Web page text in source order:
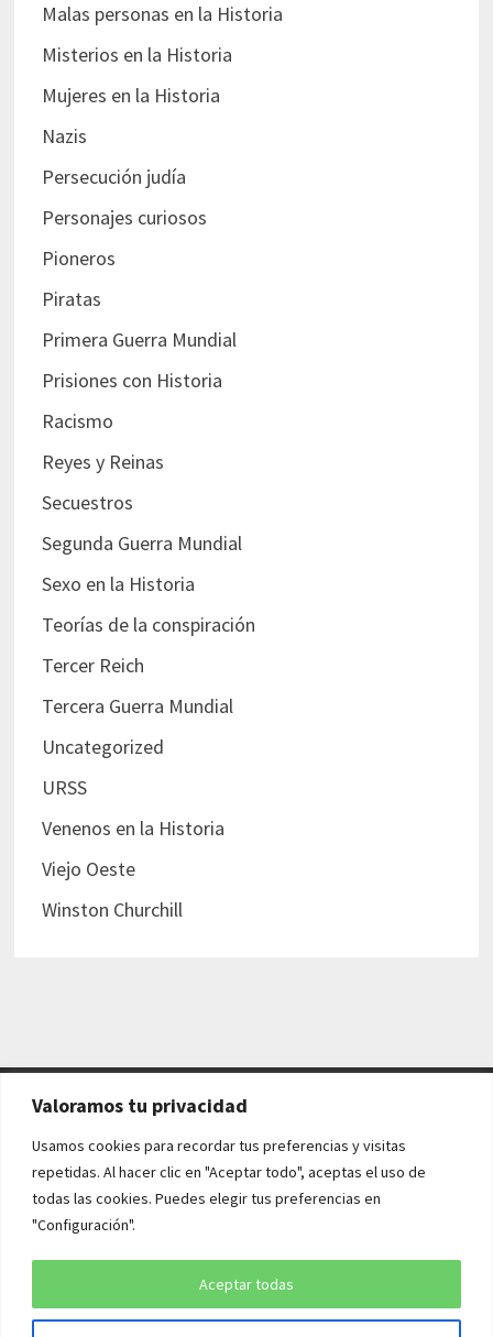
Valoramos tu privacidad
Usamos cookies para recordar tus preferencias y visitas
repetidas. Al hacer clic en "Aceptar todo", aceptas el uso de
todas las cookies. Puedes elegir tus preferencias en
"Configuración".
Aceptar todas
Malas personas en la Historia
Misterios en la Historia
Mujeres en la Historia
Nazis
Persecución judía
Personajes curiosos
Pioneros
Piratas
Primera Guerra Mundial
Prisiones con Historia
Racismo
Reyes y Reinas
Secuestros
Segunda Guerra Mundial
Sexo en la Historia
Teorías de la conspiración
Tercer Reich
Tercera Guerra Mundial
Uncategorized
URSS
Venenos en la Historia
Viejo Oeste
Winston Churchill
AVISO LEGAL Y POLÍTICAS
Aviso legal
Política de cookies